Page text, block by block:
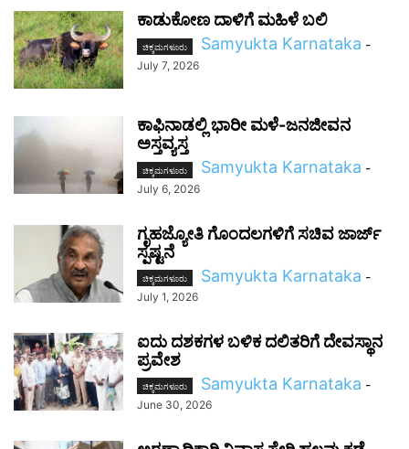
ಕಾಡುಕೋಣ ದಾಳಿಗೆ ಮಹಿಳೆ ಬಲಿ
ಚಿಕ್ಕಮಗಳೂರು Samyukta Karnataka -
July 7, 2026
ಕಾಫಿನಾಡಲ್ಲಿ ಭಾರೀ ಮಳೆ-ಜನಜೀವನ
ಅಸ್ತವ್ಯಸ್ತ
ಚಿಕ್ಕಮಗಳೂರು Samyukta Karnataka -
July 6, 2026
ಗೃಹಜ್ಯೋತಿ ಗೊಂದಲಗಳಿಗೆ ಸಚಿವ ಜಾರ್ಜ್
ಸ್ಪಷ್ಟನೆ
ಚಿಕ್ಕಮಗಳೂರು Samyukta Karnataka -
July 1, 2026
ಐದು ದಶಕಗಳ ಬಳಿಕ ದಲಿತರಿಗೆ ದೇವಸ್ಥಾನ
ಪ್ರವೇಶ
ಚಿಕ್ಕಮಗಳೂರು Samyukta Karnataka -
June 30, 2026